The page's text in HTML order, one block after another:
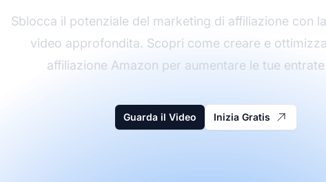
Sblocca il potenziale del marketing di affiliazione con
video approfondita. Scopri come creare e
affiliazione Amazon per aumentare le tue entrate
Guarda il Video Inizia Gratis